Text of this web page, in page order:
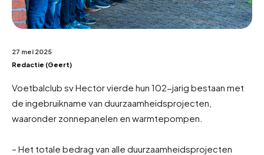
27 mei 2025
Redactie (Geert)
Voetbalclub sv Hector vierde hun 102-jarig bestaan met
de ingebruikname van duurzaamheidsprojecten,
waaronder zonnepanelen en warmtepompen.
– Het totale bedrag van alle duurzaamheidsprojecten